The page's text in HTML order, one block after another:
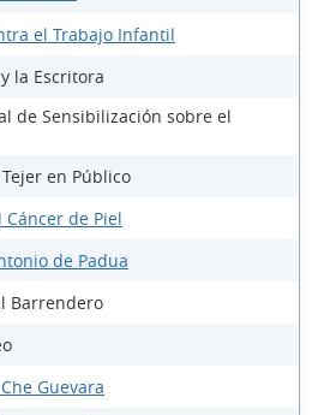
el Trabajo Infantil
la Escritora
de Sensibilización sobre el
en Público
de Piel
de Padua
Barrendero
Guevara